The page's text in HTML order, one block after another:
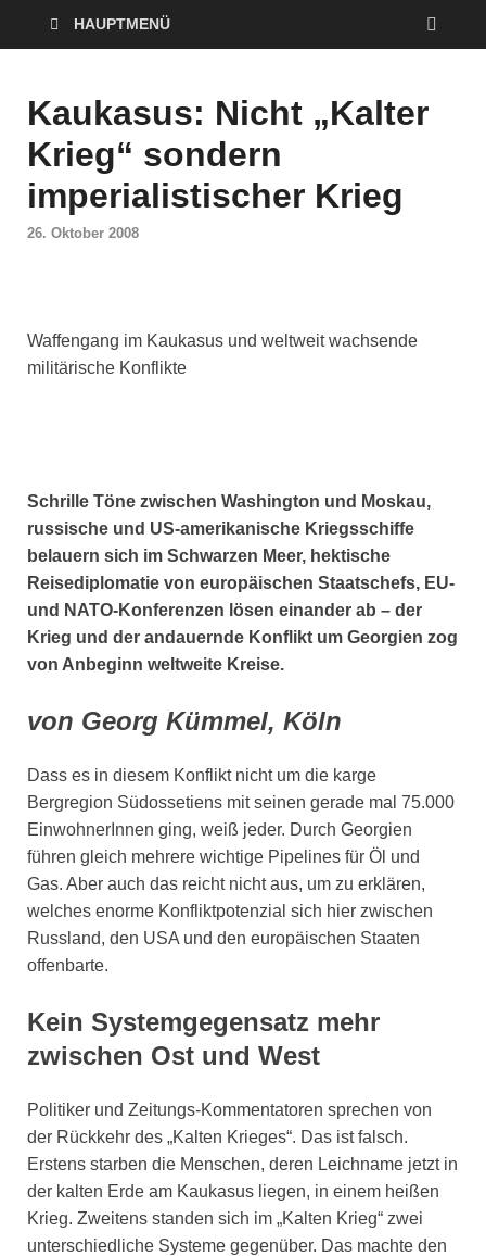
HAUPTMENÜ
Kaukasus: Nicht „Kalter
Krieg“ sondern
imperialistischer Krieg
26. Oktober 2008
Waffengang im Kaukasus und weltweit wachsende
militärische Konflikte
Schrille Töne zwischen Washington und Moskau,
russische und US-amerikanische Kriegsschiffe
belauern sich im Schwarzen Meer, hektische
Reisediplomatie von europäischen Staatschefs, EU-
und NATO-Konferenzen lösen einander ab – der
Krieg und der andauernde Konflikt um Georgien zog
von Anbeginn weltweite Kreise.
von Georg Kümmel, Köln
Dass es in diesem Konflikt nicht um die karge
Bergregion Südossetiens mit seinen gerade mal 75.000
EinwohnerInnen ging, weiß jeder. Durch Georgien
führen gleich mehrere wichtige Pipelines für Öl und
Gas. Aber auch das reicht nicht aus, um zu erklären,
welches enorme Konfliktpotenzial sich hier zwischen
Russland, den USA und den europäischen Staaten
offenbarte.
Kein Systemgegensatz mehr
zwischen Ost und West
Politiker und Zeitungs-Kommentatoren sprechen von
der Rückkehr des „Kalten Krieges“. Das ist falsch.
Erstens starben die Menschen, deren Leichname jetzt in
der kalten Erde am Kaukasus liegen, in einem heißen
Krieg. Zweitens standen sich im „Kalten Krieg“ zwei
unterschiedliche Systeme gegenüber. Das machte den